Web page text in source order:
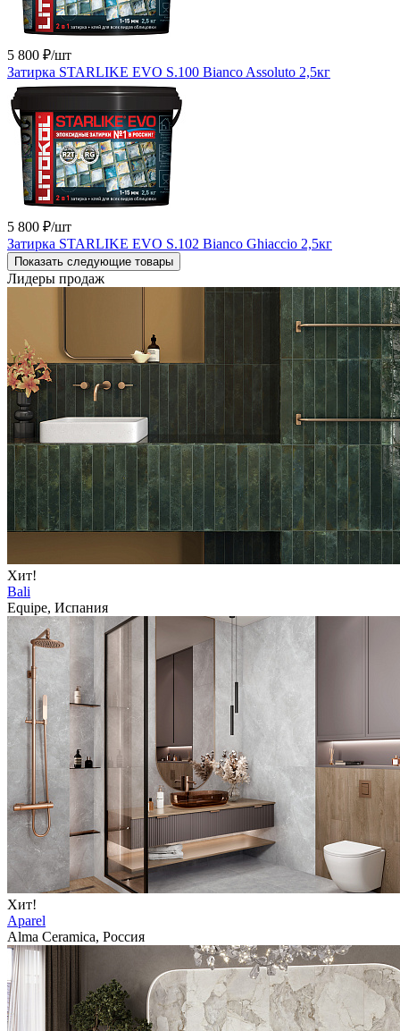
5 800 ₽/шт
Затирка STARLIKE EVO S.100 Bianco Assoluto 2,5кг
5 800 ₽/шт
Затирка STARLIKE EVO S.102 Bianco Ghiaccio 2,5кг
Показать следующие товары
Лидеры продаж
Хит!
Bali
Equipe, Испания
Хит!
Aparel
Alma Ceramica, Россия